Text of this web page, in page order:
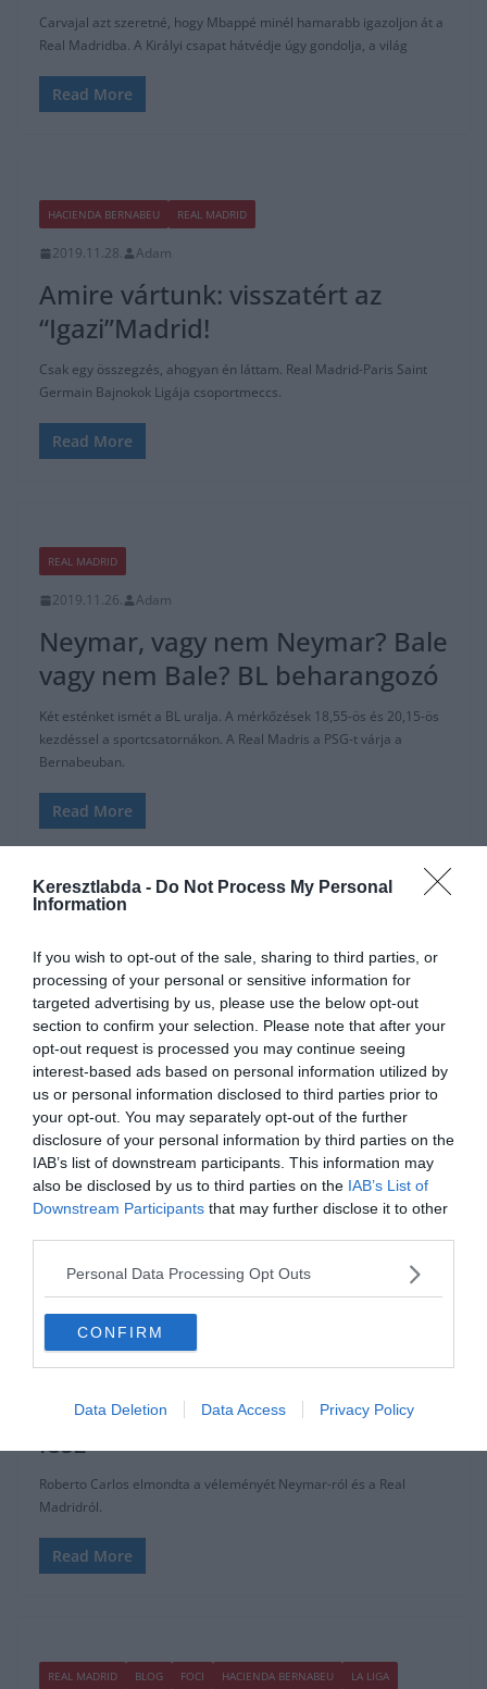
Keresztlabda - Do Not Process My Personal
Information
If you wish to opt-out of the sale, sharing to third parties, or
processing of your personal or sensitive information for
targeted advertising by us, please use the below opt-out
section to confirm your selection. Please note that after your
opt-out request is processed you may continue seeing
interest-based ads based on personal information utilized by
us or personal information disclosed to third parties prior to
your opt-out. You may separately opt-out of the further
disclosure of your personal information by third parties on the
IAB’s list of downstream participants. This information may
also be disclosed by us to third parties on the IAB’s List of
Downstream Participants that may further disclose it to other
Personal Data Processing Opt Outs
CONFIRM
Data Deletion Data Access Privacy Policy
Carvajal azt szeretné, hogy Mbappé minél hamarabb igazoljon át a
Real Madridba. A Királyi csapat hátvédje úgy gondolja, a világ
Read More
HACIENDA BERNABEU REAL MADRID
2019.11.28. Adam
Amire vártunk: visszatért az
“Igazi”Madrid!
Csak egy összegzés, ahogyan én láttam. Real Madrid-Paris Saint
Germain Bajnokok Ligája csoportmeccs.
Read More
REAL MADRID
2019.11.26. Adam
Neymar, vagy nem Neymar? Bale
vagy nem Bale? BL beharangozó
Két esténket ismét a BL uralja. A mérkőzések 18,55-ös és 20,15-ös
kezdéssel a sportcsatornákon. A Real Madris a PSG-t várja a
Bernabeuban.
Read More
Adam
2019 legjobban kereső focistái
A Forbes magazin ismét közzé tette a 25 legnagyobb bevétellel
rendelkező sportoló listáját. Kik vannak a listán a futballisták közül?
Nem lepődtünk meg…
Read More
BARCELONA HACIENDA BERNABEU LA LIGA
VÉLEMÉNY
2019.09.21. Adam
Roberto Carlos: “Neymar
hamarosan a világ legjobbja
lesz”
Roberto Carlos elmondta a véleményét Neymar-ról és a Real
Madridról.
Read More
REAL MADRID BLOG FOCI HACIENDA BERNABEU LA LIGA